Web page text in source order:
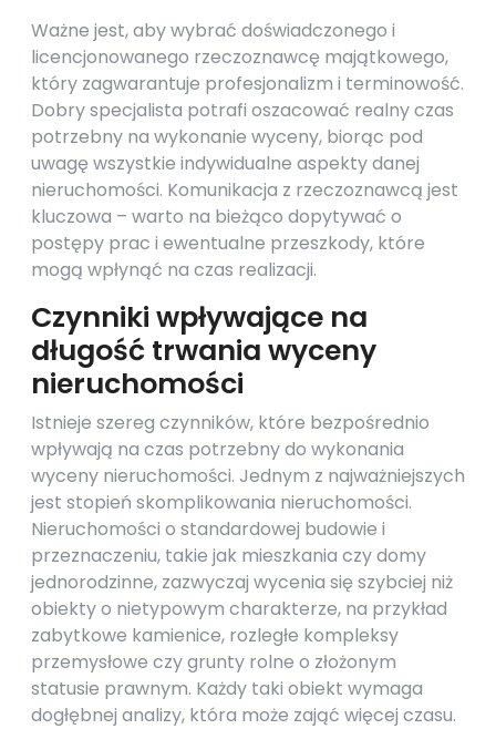
Ważne jest, aby wybrać doświadczonego i
licencjonowanego rzeczoznawcę majątkowego,
który zagwarantuje profesjonalizm i terminowość.
Dobry specjalista potrafi oszacować realny czas
potrzebny na wykonanie wyceny, biorąc pod
uwagę wszystkie indywidualne aspekty danej
nieruchomości. Komunikacja z rzeczoznawcą jest
kluczowa – warto na bieżąco dopytywać o
postępy prac i ewentualne przeszkody, które
mogą wpłynąć na czas realizacji.
Czynniki wpływające na
długość trwania wyceny
nieruchomości
Istnieje szereg czynników, które bezpośrednio
wpływają na czas potrzebny do wykonania
wyceny nieruchomości. Jednym z najważniejszych
jest stopień skomplikowania nieruchomości.
Nieruchomości o standardowej budowie i
przeznaczeniu, takie jak mieszkania czy domy
jednorodzinne, zazwyczaj wycenia się szybciej niż
obiekty o nietypowym charakterze, na przykład
zabytkowe kamienice, rozległe kompleksy
przemysłowe czy grunty rolne o złożonym
statusie prawnym. Każdy taki obiekt wymaga
dogłębnej analizy, która może zająć więcej czasu.